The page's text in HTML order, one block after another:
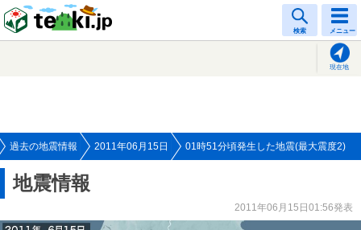
検索 メニュー
現在地
過去の地震情報 2011年06月15日 01時51分頃発生した地震(最大震度2)
地震情報
2011年06月15日01:56発表